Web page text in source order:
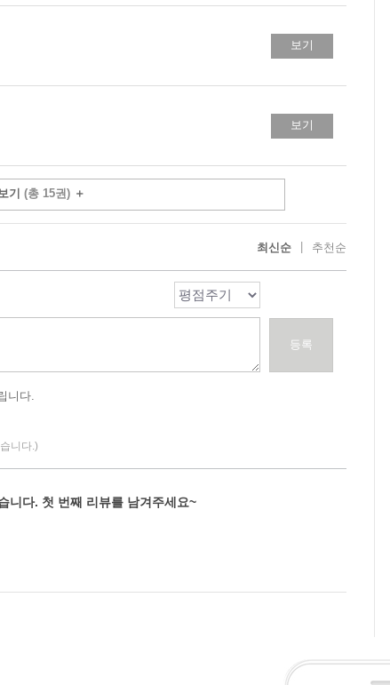
보기
보기
기 (총 15권) ＋
최신순 추천순
등록
니다.
니다.)
니다. 첫 번째 리뷰를 남겨주세요~